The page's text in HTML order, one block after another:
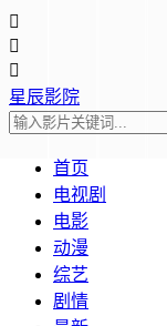



星辰影院
首页
电视剧
电影
动漫
综艺
剧情